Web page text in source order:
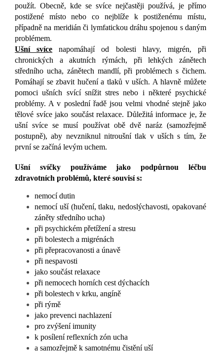
použít. Obecně, kde se svíce nejčastěji používá, je přímo
postižené místo nebo co nejblíže k postiženému místu,
případně na meridián či lymfatickou dráhu spojenou s daným
problémem.
Ušní svíce napomáhají od bolesti hlavy, migrén, při
chronických a akutních rýmách, při lehkých zánětech
středního ucha, zánětech mandlí, při problémech s čichem.
Pomáhají se zbavit hučení a tlaků v uších. A hlavně můžete
pomoci ušních svící snížit stres nebo i některé psychické
problémy. A v poslední řadě jsou velmi vhodné stejně jako
tělové svíce jako součást relaxace. Důležitá informace je, že
ušní svíce se musí používat obě dvě naráz (samozřejmě
postupně), aby nevzniknul nitroušní tlak v uších s tím, že
první se začíná levým uchem.
Ušní svíčky používáme jako podpůrnou léčbu
zdravotních problémů, které souvisí s:
nemocí dutin
nemocí uší (hučení, tlaku, nedoslýchavosti, opakované
záněty středního ucha)
při psychickém přetížení a stresu
při bolestech a migrénách
při přepracovanosti a únavě
při nespavosti
jako součást relaxace
při nemocech horních cest dýchacích
při bolestech v krku, angíně
při rýmě
jako prevenci nachlazení
pro zvýšení imunity
k posílení reflexních zón ucha
a samozřejmě k samotnému čistění uší